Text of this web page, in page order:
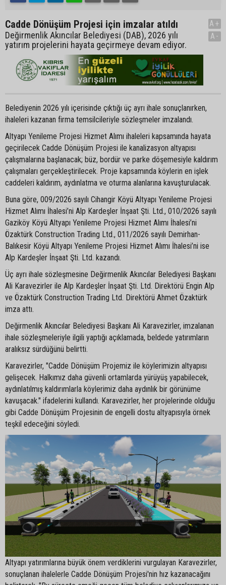
Cadde Dönüşüm Projesi için imzalar atıldı
Değirmenlik Akıncılar Belediyesi (DAB), 2026 yılı
yatırım projelerini hayata geçirmeye devam ediyor.
A+
A-
Belediyenin 2026 yılı içerisinde çıktığı üç ayrı ihale sonuçlanırken,
ihaleleri kazanan firma temsilcileriyle sözleşmeler imzalandı.
Altyapı Yenileme Projesi Hizmet Alımı ihaleleri kapsamında hayata
geçirilecek Cadde Dönüşüm Projesi ile kanalizasyon altyapısı
çalışmalarına başlanacak; büz, bordür ve parke döşemesiyle kaldırım
çalışmaları gerçekleştirilecek. Proje kapsamında köylerin en işlek
caddeleri kaldırım, aydınlatma ve oturma alanlarına kavuşturulacak.
Buna göre, 009/2026 sayılı Cihangir Köyü Altyapı Yenileme Projesi
Hizmet Alımı İhalesi’ni Alp Kardeşler İnşaat Şti. Ltd., 010/2026 sayılı
Gaziköy Köyü Altyapı Yenileme Projesi Hizmet Alımı İhalesi’ni
Özaktürk Construction Trading Ltd., 011/2026 sayılı Demirhan-
Balıkesir Köyü Altyapı Yenileme Projesi Hizmet Alımı İhalesi’ni ise
Alp Kardeşler İnşaat Şti. Ltd. kazandı.
Üç ayrı ihale sözleşmesine Değirmenlik Akıncılar Belediyesi Başkanı
Ali Karavezirler ile Alp Kardeşler İnşaat Şti. Ltd. Direktörü Engin Alp
ve Özaktürk Construction Trading Ltd. Direktörü Ahmet Özaktürk
imza attı.
Değirmenlik Akıncılar Belediyesi Başkanı Ali Karavezirler, imzalanan
ihale sözleşmeleriyle ilgili yaptığı açıklamada, beldede yatırımların
aralıksız sürdüğünü belirtti.
Karavezirler, "Cadde Dönüşüm Projemiz ile köylerimizin altyapısı
gelişecek. Halkımız daha güvenli ortamlarda yürüyüş yapabilecek,
aydınlatılmış kaldırımlarla köylerimiz daha aydınlık bir görünüme
kavuşacak." ifadelerini kullandı. Karavezirler, her projelerinde olduğu
gibi Cadde Dönüşüm Projesinin de engelli dostu altyapısıyla örnek
teşkil edeceğini söyledi.
Altyapı yatırımlarına büyük önem verdiklerini vurgulayan Karavezirler,
sonuçlanan ihalelerle Cadde Dönüşüm Projesi'nin hız kazanacağını